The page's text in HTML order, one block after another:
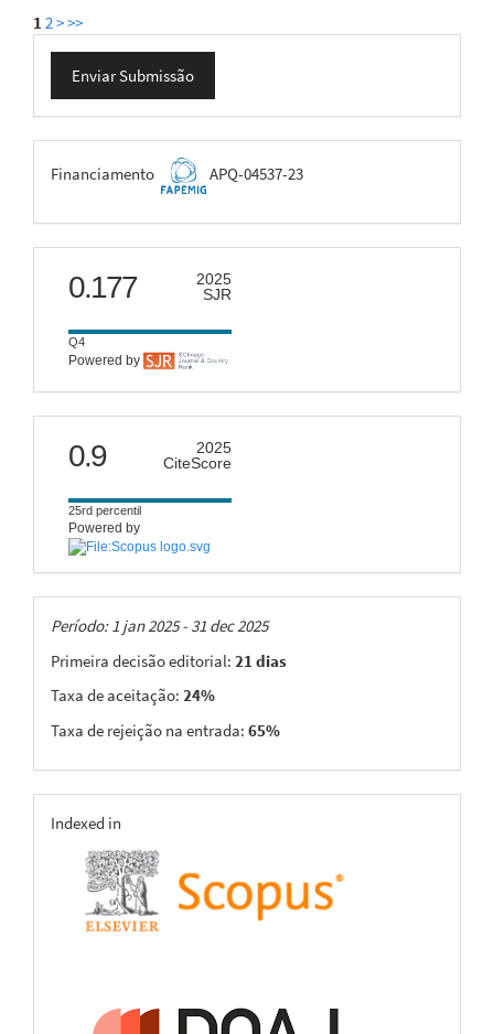
1 2>>>
Enviar
Submissão
Enviar Submissão
FAPEMIG
Financiamento APQ-04537-23
scimago
0.177
2025
SJR
Q4
Powered by
citescore
0.9
2025
CiteScore
25rd percentil
Powered by
Taxas
Período: 1 jan 2025 - 31 dec 2025
Primeira decisão editorial: 21 dias
Taxa de aceitação: 24%
Taxa de rejeição na entrada: 65%
indexing
Indexed in